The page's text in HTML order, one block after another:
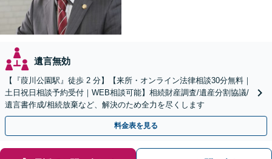
遺言無効
【『葭川公園駅』徒歩 2 分】【来所・オンライン法律相談30分無料｜
土日祝日相談予約受付｜WEB相談可能】相続財産調査/遺産分割協議/
遺言書作成/相続放棄など、解決のため全力を尽くします
料金表を見る